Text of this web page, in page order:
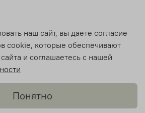
Все права защищены.
наш сайт, вы даете согласие
cookie, которые обеспечивают
и соглашаетесь с нашей
Понятно